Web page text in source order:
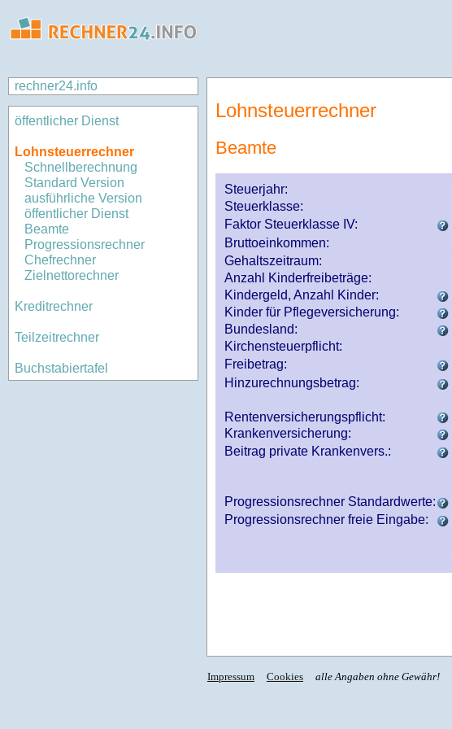
rechner24.info
öffentlicher Dienst
Lohnsteuerrechner
Schnellberechnung
Standard Version
ausführliche Version
öffentlicher Dienst
Beamte
Progressionsrechner
Chefrechner
Zielnettorechner
Kreditrechner
Teilzeitrechner
Buchstabiertafel
Lohnsteuerrechner
Beamte
Steuerjahr:
Steuerklasse:
Faktor Steuerklasse IV:
Bruttoeinkommen:
Gehaltszeitraum:
Anzahl Kinderfreibeträge:
Kindergeld, Anzahl Kinder:
Kinder für Pflegeversicherung:
Bundesland:
Kirchensteuerpflicht:
Freibetrag:
Hinzurechnungsbetrag:
Rentenversicherungspflicht:
Krankenversicherung:
Beitrag private Krankenvers.:
Progressionsrechner Standardwerte:
Progressionsrechner freie Eingabe:
Impressum Cookies alle Angaben ohne Gewähr!